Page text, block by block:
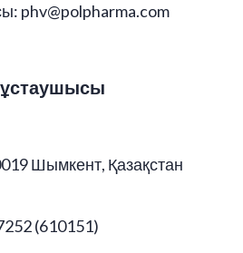
phv@polpharma.com
ұстаушысы
Шымкент, Қазақстан
(610151)